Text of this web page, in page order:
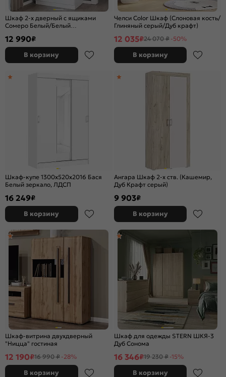
Шкаф 2-х дверный с ящиками
Сомеро Белый/Белый
12 990₽
В корзину
Челси Color Шкаф (Слоновая кость/
Глиняный серый/Дуб крафт)
12 035₽24 070 ₽ -50%
В корзину
Шкаф-купе 1300x520x2016 Бася
Белый зеркало, ЛДСП
16 249₽
В корзину
Ангара Шкаф 2-х ств. (Кашемир,
Дуб Крафт серый)
9 903₽
В корзину
Шкаф-витрина двухдверный
"Ницца" гостиная
12 190₽16 990 ₽ -28%
В корзину
Шкаф для одежды STERN ШКЯ-3
Дуб Сонома
16 346₽19 230 ₽ -15%
В корзину